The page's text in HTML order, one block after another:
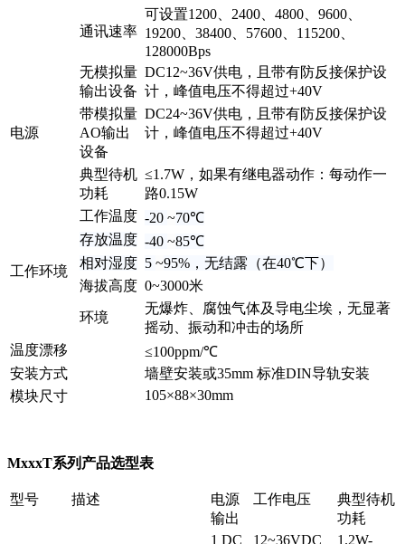
通讯速率
可设置1200、2400、4800、9600、
19200、38400、57600、115200、
128000Bps
电源
无模拟量
输出设备
DC12~36V供电，且带有防反接保护设
计，峰值电压不得超过+40V
带模拟量
AO输出
设备
DC24~36V供电，且带有防反接保护设
计，峰值电压不得超过+40V
典型待机
功耗
≤1.7W，如果有继电器动作：每动作一
路0.15W
工作环境
工作温度 -20 ~70℃
存放温度 -40 ~85℃
相对湿度 5 ~95%，无结露（在40℃下）
海拔高度 0~3000米
环境
无爆炸、腐蚀气体及导电尘埃，无显著
摇动、振动和冲击的场所
温度漂移
≤100ppm/℃
安装方式
墙壁安装或35mm 标准DIN导轨安装
模块尺寸
105×88×30mm
MxxxT系列 产品选型表
型号 描述
电源
输出
工作电压
典型待机
功耗
1 DC
12~36VDC 1.2W-